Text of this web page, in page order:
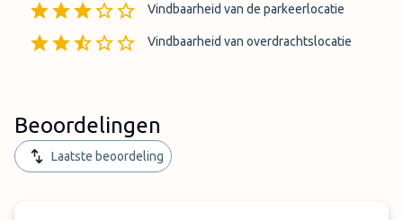
Vindbaarheid van de parkeerlocatie
Vindbaarheid van overdrachtslocatie
Beoordelingen
Laatste beoordeling